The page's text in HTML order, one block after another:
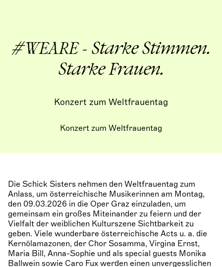
#WEARE - Starke Stimmen.
Starke Frauen.
Konzert zum Weltfrauentag
Konzert zum Weltfrauentag
Die Schick Sisters nehmen den Weltfrauentag zum
Anlass, um österreichische Musikerinnen am Montag,
den 09.03.2026 in die Oper Graz einzuladen, um
gemeinsam ein großes Miteinander zu feiern und der
Vielfalt der weiblichen Kulturszene Sichtbarkeit zu
geben. Viele wunderbare österreichische Acts u. a. die
Kernölamazonen, der Chor Sosamma, Virgina Ernst,
Maria Bill, Anna-Sophie und als special guests Monika
Ballwein sowie Caro Fux werden einen unvergesslichen